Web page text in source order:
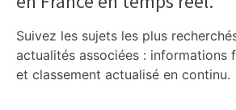
Suivez les sujets les plus
actualités associées : informations
et classement actualisé en continu.